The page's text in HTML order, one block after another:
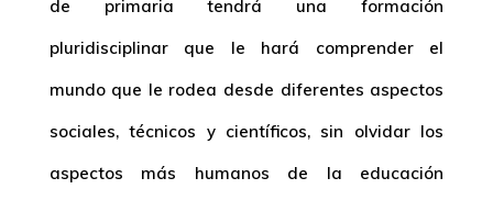
de primaria tendrá una formación
pluridisciplinar que le hará comprender el
mundo que le rodea desde diferentes aspectos
sociales, técnicos y científicos, sin olvidar los
aspectos más humanos de la educación